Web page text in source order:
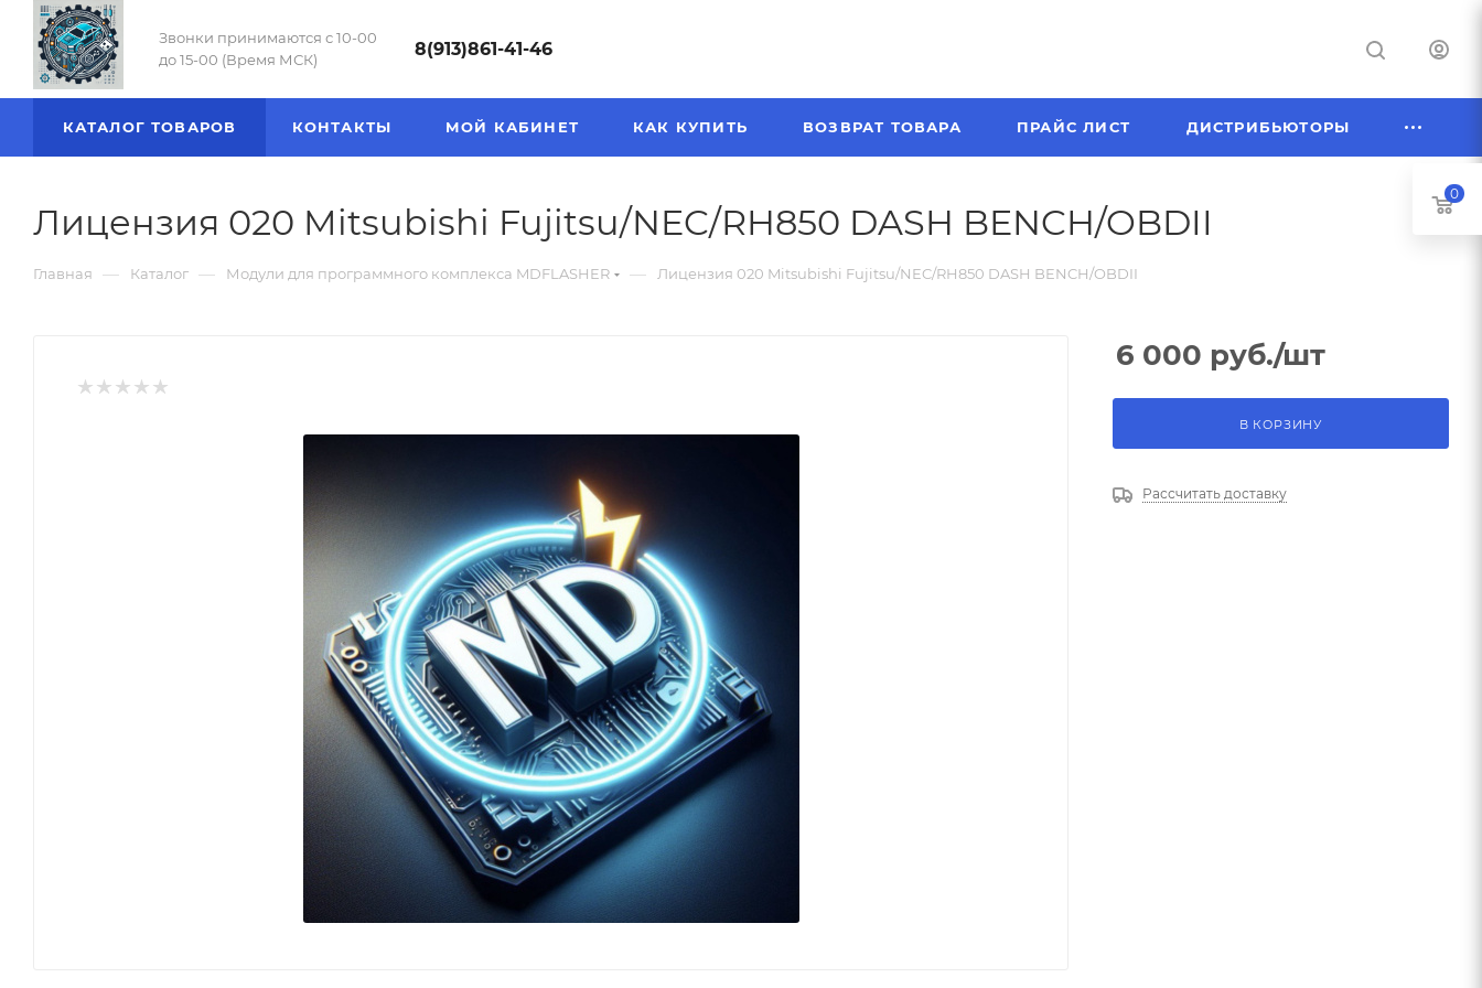
Звонки принимаются с 10-00
до 15-00 (Время МСК)
8(913)861-41-46
КАТАЛОГ ТОВАРОВ КОНТАКТЫ МОЙ КАБИНЕТ КАК КУПИТЬ ВОЗВРАТ ТОВАРА ПРАЙС ЛИСТ ДИСТРИБЬЮТОРЫ
Лицензия 020 Mitsubishi Fujitsu/NEC/RH850 DASH BENCH/OBDII
Главная — Каталог — Модули для программного комплекса MDFLASHER — Лицензия 020 Mitsubishi Fujitsu/NEC/RH850 DASH BENCH/OBDII
6 000 руб./шт
В КОРЗИНУ
Рассчитать доставку
0